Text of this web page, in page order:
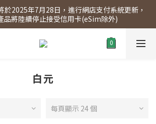
享 星期三全單95折!!!（優惠期至2026年12月
31日）。滿$300即免運費。
於2025年7月28日，進行網店支付系統更新，
品將陸續停止接受信用卡(eSim除外)
享 星期三全單95折!!!（優惠期至2026年12月
31日）。滿$300即免運費。
白元
每頁顯示 24 個